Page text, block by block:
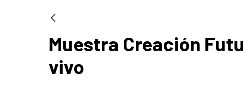
Muestra Creación
vivo